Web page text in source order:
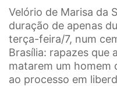
Velório de Marisa da
duração de apenas
terça-feira/7, num
Brasília: rapazes que
matarem um homem
ao processo em